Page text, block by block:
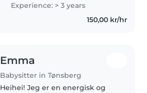
passe på barna, og jeg prøver
alltid å gjøre ting morsomt..
Experience: > 3 years
150,00 kr/hr
Emma
Babysitter in Tønsberg
Heihei! Jeg er en energisk og